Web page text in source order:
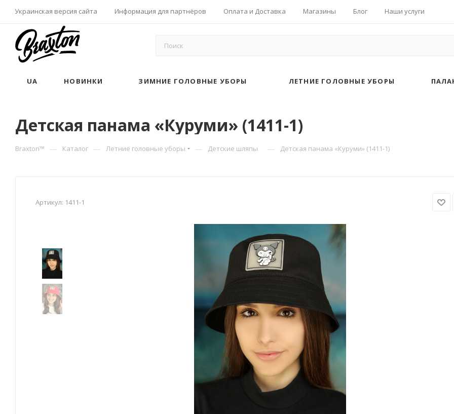
Украинская версия сайта Информация для партнёров Оплата и Доставка Магазины Блог Наши услуги
UA НОВИНКИ ЗИМНИЕ ГОЛОВНЫЕ УБОРЫ ЛЕТНИЕ ГОЛОВНЫЕ УБОРЫ
Детская панама «Куруми» (1411-1)
Braxton™ — Каталог — Летние головные уборы — Детские шляпы — Детская панама «Куруми» (1411-1)
Артикул: 1411-1